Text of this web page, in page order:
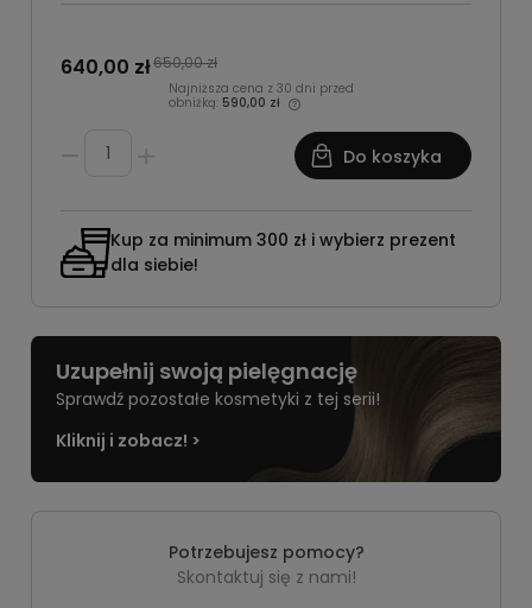
640,00 zł650,00 zł
Najniższa cena z 30 dni przed
obniżką: 590,00 zł
Do koszyka
Kup za minimum 300 zł i wybierz prezent
dla siebie!
Uzupełnij swoją pielęgnację
Sprawdź pozostałe kosmetyki z tej serii!
Kliknij i zobacz! >
Potrzebujesz pomocy?
Skontaktuj się z nami!